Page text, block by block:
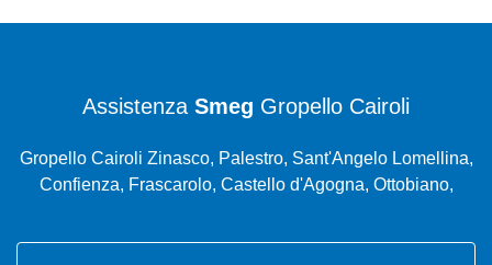
Assistenza Smeg Gropello Cairoli
Gropello Cairoli Zinasco, Palestro, Sant'Angelo Lomellina,
Confienza, Frascarolo, Castello d'Agogna, Ottobiano,